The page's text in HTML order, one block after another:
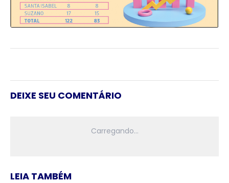
DEIXE SEU COMENTÁRIO
LEIA TAMBÉM